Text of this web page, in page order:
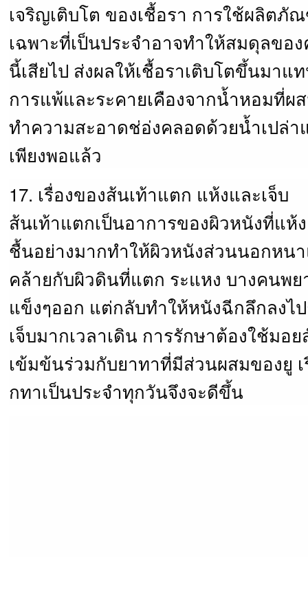
เจริญเติบโต ของเชื้อรา การใช้ผลิต
เฉพาะที่เป็นประจำอาจทำให้สมดุลขอ
นี้เสียไป ส่งผลให้เชื้อราเติบโตขึ้นมาแ
การแพ้และระคายเคืองจากน้ำหอมที่ผ
ทำความสะอาดช่อ่งคลอดด้วยน้ำเปล่า
เพียงพอแล้ว
17. เรื่องของส้นเท้าแตก แห้งและเจ็บ
ส้นเท้าแตกเป็นอาการของผิวหนังที่แ
ชื้นอย่างมากทำให้ผิวหนังส่วนนอกหน
คล้ายกับผิวดินที่แตก ระแหง บางคนพ
แข็งๆออก แต่กลับทำให้หนังฉีกลึกลงไ
เจ็บมากเวลาเดิน การรักษาต้องใช้มอ
เข้มข้นร่วมกับยาทาที่มีส่วนผสมของยู
กทาเป็นประจำทุกวันจึงจะดีขึ้น